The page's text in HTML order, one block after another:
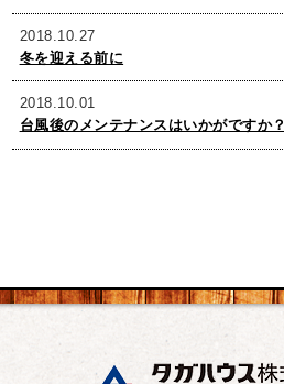
2018.10.27
冬を迎える前に
2018.10.01
台風後のメンテナンスはいかがですか？